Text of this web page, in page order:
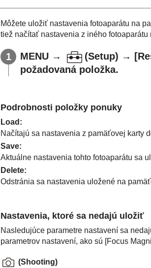
Môžete uložiť nastavenia fotoaparátu na
tiež načítať nastavenia z iného fotoaparátu
MENU → (Setup) →
požadovaná položka.
Podrobnosti položky ponuky
Load :
Načítajú sa nastavenia z pamäťovej karty
Save:
Aktuálne nastavenia tohto fotoaparátu sa
Delete:
Odstránia sa nastavenia uložené na
Nastavenia, ktoré sa nedajú uložiť
Nasledujúce parametre nastavení sa
parametrov nastavení, ako sú [Focus
(Shooting)